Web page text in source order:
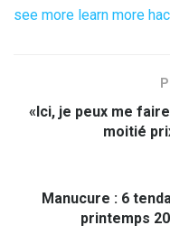
see more learn more
«Ici, je peux me
moitié
Manucure : 6
printemps